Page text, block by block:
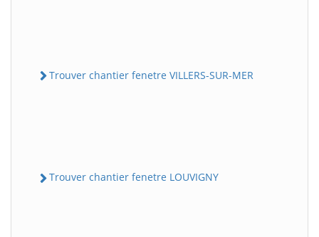
Trouver chantier fenetre VILLERS-SUR-MER
Trouver chantier fenetre LOUVIGNY